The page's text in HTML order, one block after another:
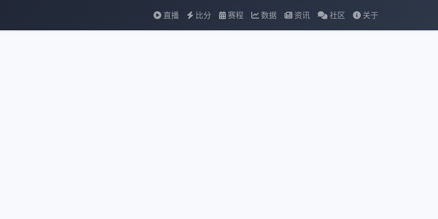
直播 比分 赛程 数据 资讯 社区 关于